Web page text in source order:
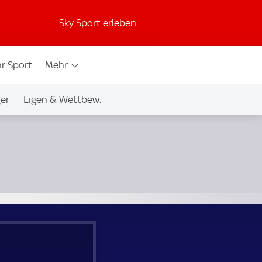
Sky Sport erleben
Sport Mehr
Ligen & Wettbew.